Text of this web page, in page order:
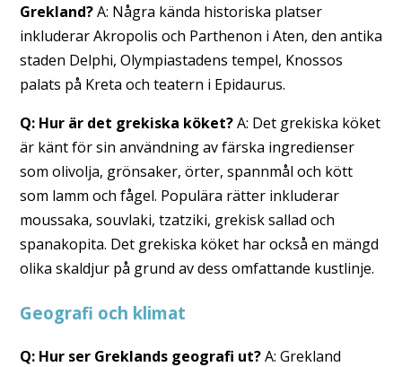
Grekland?A: Några kända historiska platser
inkluderar Akropolis och Parthenon i Aten, den antika
staden Delphi, Olympiastadens tempel, Knossos
palats på Kreta och teatern i Epidaurus.
Q: Hur är det grekiska köket?A: Det grekiska köket
är känt för sin användning av färska ingredienser
som olivolja, grönsaker, örter, spannmål och kött
som lamm och fågel. Populära rätter inkluderar
moussaka, souvlaki, tzatziki, grekisk sallad och
spanakopita. Det grekiska köket har också en mängd
olika skaldjur på grund av dess omfattande kustlinje.
Geografi och klimat
Q: Hur ser Greklands geografi ut?A: Grekland